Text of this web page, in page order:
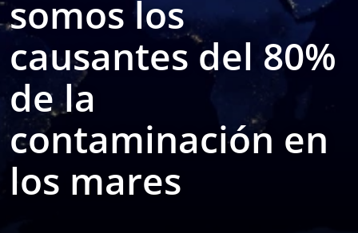
somos los
causantes del 80%
de la
contaminación en
los mares